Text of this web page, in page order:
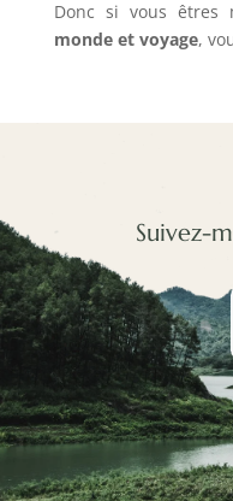
Donc si vous
monde et voyage,
Suivez-